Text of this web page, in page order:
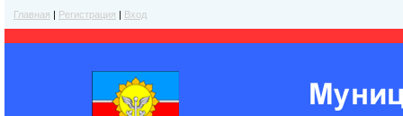
Главная | Регистрация | Вход